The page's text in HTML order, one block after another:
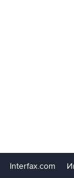
Interfax.com